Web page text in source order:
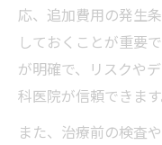
応、追加費用の発生
しておくことが重要
が明確で、リスクや
科医院が信頼できます
また、治療前の検査